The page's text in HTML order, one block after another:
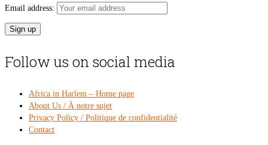
Email address:
Follow us on social media
Africa in Harlem – Home page
About Us / À notre sujet
Privacy Policy / Politique de confidentialité
Contact